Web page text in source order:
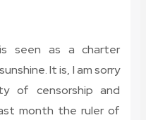
seen as a charter
It is, I am sorry
of censorship and
month the ruler of